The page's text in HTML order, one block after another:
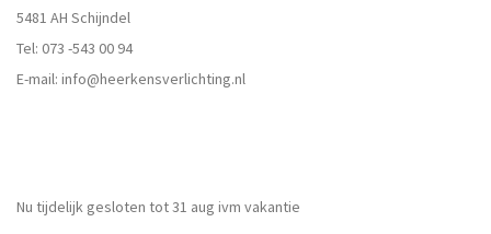
5481 AH Schijndel
Tel: 073 -543 00 94
E-mail: info@heerkensverlichting.nl
Nu tijdelijk gesloten tot 31 aug ivm vakantie